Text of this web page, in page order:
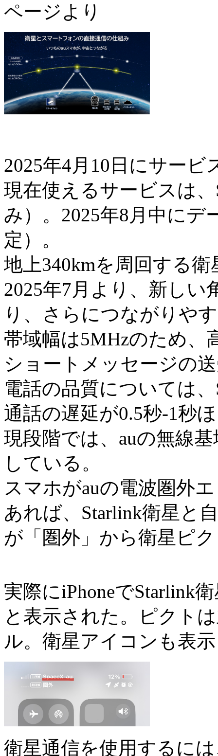
ページより
2025年4月10日にサービ
現在使えるサービスは
み）。2025年8月中に
定）。
地上340kmを周回する
2025年7月より、新しい
り、さらにつながりや
帯域幅は5MHzのため、
ショートメッセージの
電話の品質については
通話の遅延が0.5秒-1秒
現段階では、auの無線
している。
スマホがauの電波圏外
あれば、Starlink衛星と
が「圏外」から衛星ピ
実際にiPhoneでStarlink
と表示された。ピクト
ル。衛星アイコンも表
衛星通信を使用するに